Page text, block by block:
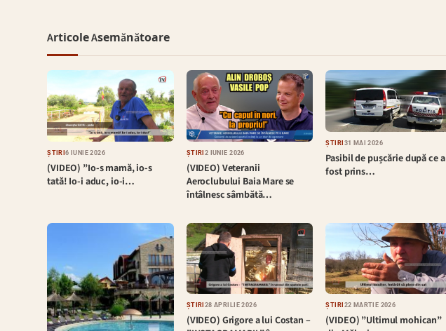
Articole Asemănătoare
ȘTIRI6 IUNIE 2026
(VIDEO) ”Io-s mamă, io-s
tată! Io-i aduc, io-i…
ȘTIRI 2 IUNIE 2026
(VIDEO) Veteranii
Aeroclubului Baia Mare se
întâlnesc sâmbătă…
ȘTIRI 31 MAI 2026
Pasibil de pușcărie după ce a
fost prins…
ȘTIRI 28 APRILIE 2026
(VIDEO) Grigore a lui Costan –
ȘTIRI 22 MARTIE 2026
(VIDEO) ”Ultimul mohican”